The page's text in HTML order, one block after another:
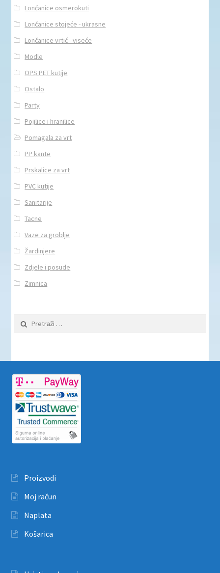
Lončanice osmerokuti
Lončanice stojeće - ukrasne
Lončanice vrtić - viseće
Modle
OPS PET kutije
Ostalo
Party
Pojilice i hranilice
Pomagala za vrt
PP kante
Prskalice za vrt
PVC kutije
Sanitarije
Tacne
Vaze za groblje
Žardinjere
Zdjele i posude
Zimnica
Pretraži:
Proizvodi
Moj račun
Naplata
Košarica